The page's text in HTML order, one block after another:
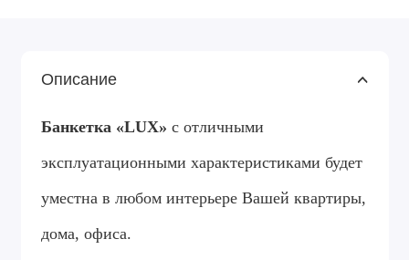
Описание
Банкетка «LUX» с отличными
эксплуатационными характеристиками будет
уместна в любом интерьере Вашей квартиры,
дома, офиса.